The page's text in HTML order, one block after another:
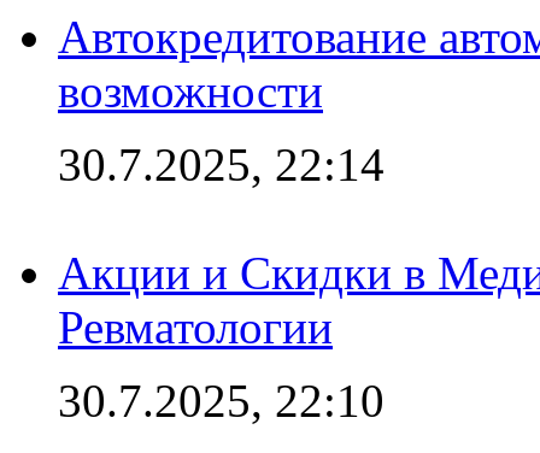
Автокредитование
возможности
30.7.2025, 22:14
Акции и Скидки в
Ревматологии
30.7.2025, 22:10